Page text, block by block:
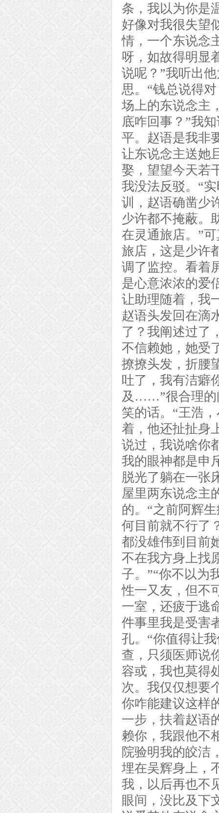
条，我以为你是
好像对我很失望
情，一个东说念
呀，如故得明显
说呢？”我听出
思。“钱总说得
场上的东说念主
底咋回事？”我
平。赵语是我非
让东说念主送她
娶，望望今天若
我没法反驳。“
训，赵语确凿少
少许都不掩蔽。
在灵通旅店。”
旅店，这是少许
调了监控。看着
是心意浓浓的爱
让助理随着，我
赵语头发回在滴
了？我阐述过了
不信赖她，她受
撩撩头发，折腰
吐了，我有洁癖
及……”很合理的
笑的话。“王浩
着，他还扯扯身
说过，我说啥你
我的眼神都是申
脱光了躺在一张
屋里两东说念主
的。“之前阿辉
何目前就不行了
都没雄伟到目前
不在我方身上找
子。”“你不以为
性一又友，但不
一室，还疲于逃
件事里我是受害
孔。“你值得让
查，只须医师说
容或，我也莫得
次。我仅仅想要
你咋能建议这样
一步，扶着赵语
赖你，我跟他不
院验明我的皎洁
埋在吴辉身上，
我，以后再也不
眼间，没比及下